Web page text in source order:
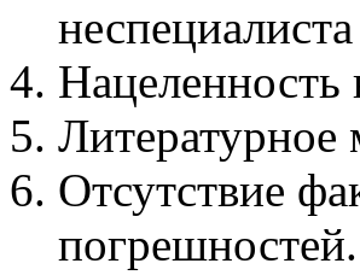
Нацеленность
Литературное
Отсутствие
погрешностей.